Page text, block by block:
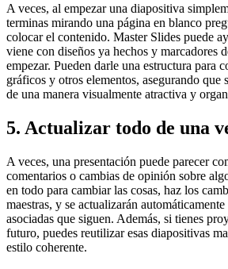
A veces, al empezar una diapositiva
terminas mirando una página en blanco
colocar el contenido. Master Slides puede
viene con diseños ya hechos y marcadores
empezar. Pueden darle una estructura para
gráficos y otros elementos, asegurando que
de una manera visualmente atractiva y
5. Actualizar todo de una
A veces, una presentación puede parecer
comentarios o cambias de opinión sobre
en todo para cambiar las cosas, haz los
maestras, y se actualizarán
asociadas que siguen. Además, si tienes
futuro, puedes reutilizar esas diapositivas
estilo coherente.